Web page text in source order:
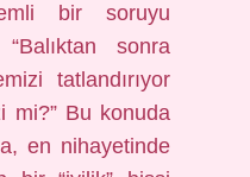
bir soruyu
sonra
tatlandırıyor
mi?” Bu konuda
en nihayetinde